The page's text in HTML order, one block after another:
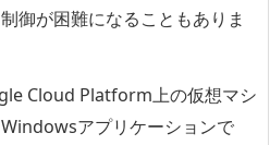
御が困難になることもありま
Cloud Platform上の仮想マシ
アプリケーションで